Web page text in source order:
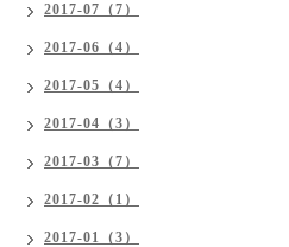
2017-07（7）
2017-06（4）
2017-05（4）
2017-04（3）
2017-03（7）
2017-02（1）
2017-01（3）